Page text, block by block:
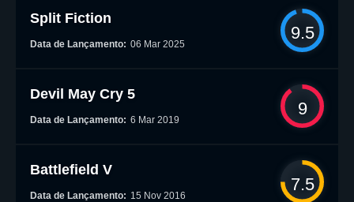
Split Fiction
Data de Lançamento: 06 Mar 2025
9.5
Devil May Cry 5
Data de Lançamento: 6 Mar 2019
9
Battlefield V
Data de Lançamento: 15 Nov 2016
7.5